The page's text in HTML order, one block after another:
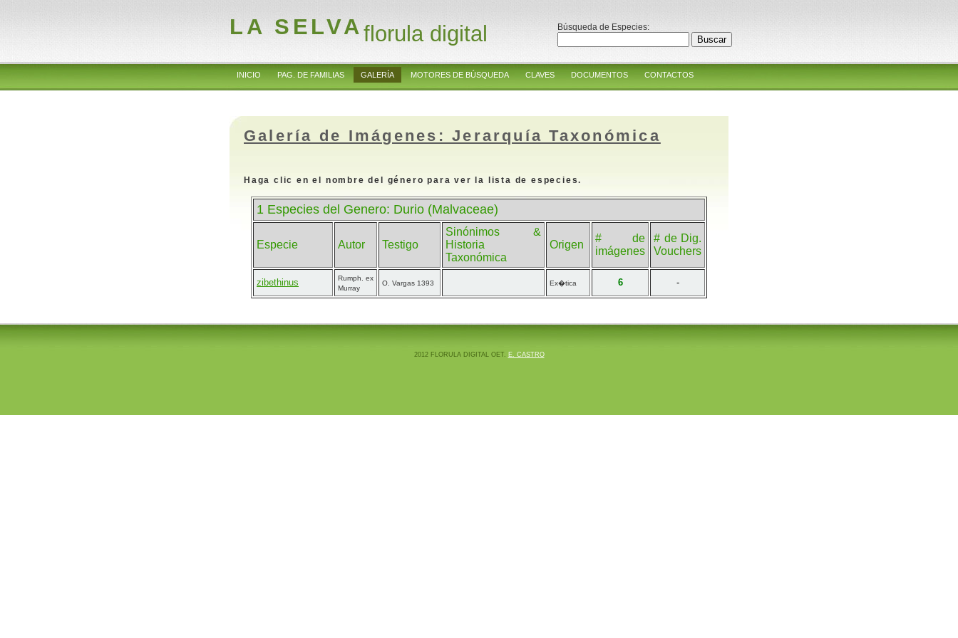
LA SELVAflorula digital Búsqueda de Especies:
INICIO PAG. DE FAMILIAS GALERÍA MOTORES DE BÚSQUEDA CLAVES DOCUMENTOS CONTACTOS
Galería de Imágenes: Jerarquía Taxonómica
Haga clic en el nombre del género para ver la lista de especies.
1 Especies del Genero: Durio (Malvaceae)
Especie Autor Testigo
Sinónimos &
Historia
Taxonómica
Origen
# de
imágenes
# de Dig.
Vouchers
zibethinus
Rumph. ex
Murray
O. Vargas 1393 Ex�tica 6 -
2012 FLORULA DIGITAL OET. E. CASTRO